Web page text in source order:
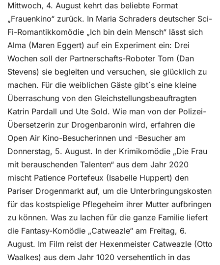
Mittwoch, 4. August kehrt das beliebte Format
„Frauenkino“ zurück. In Maria Schraders deutscher Sci-
Fi-Romantikkomödie „Ich bin dein Mensch“ lässt sich
Alma (Maren Eggert) auf ein Experiment ein: Drei
Wochen soll der Partnerschafts-Roboter Tom (Dan
Stevens) sie begleiten und versuchen, sie glücklich zu
machen. Für die weiblichen Gäste gibt´s eine kleine
Überraschung von den Gleichstellungsbeauftragten
Katrin Pardall und Ute Sold. Wie man von der Polizei-
Übersetzerin zur Drogenbaronin wird, erfahren die
Open Air Kino-Besucherinnen und -Besucher am
Donnerstag, 5. August. In der Krimikomödie „Die Frau
mit berauschenden Talenten“ aus dem Jahr 2020
mischt Patience Portefeux (Isabelle Huppert) den
Pariser Drogenmarkt auf, um die Unterbringungskosten
für das kostspielige Pflegeheim ihrer Mutter aufbringen
zu können. Was zu lachen für die ganze Familie liefert
die Fantasy-Komödie „Catweazle“ am Freitag, 6.
August. Im Film reist der Hexenmeister Catweazle (Otto
Waalkes) aus dem Jahr 1020 versehentlich in das